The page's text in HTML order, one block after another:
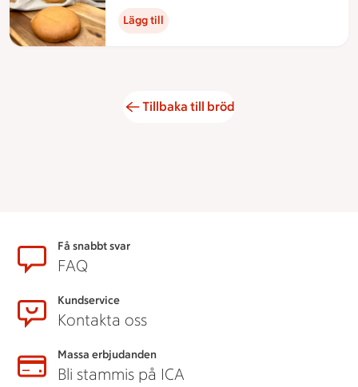
Lägg till
Tillbaka till bröd
SidfotFå snabbt svar
FAQ
Kundservice
Kontakta oss
Massa erbjudanden
Bli stammis på ICA